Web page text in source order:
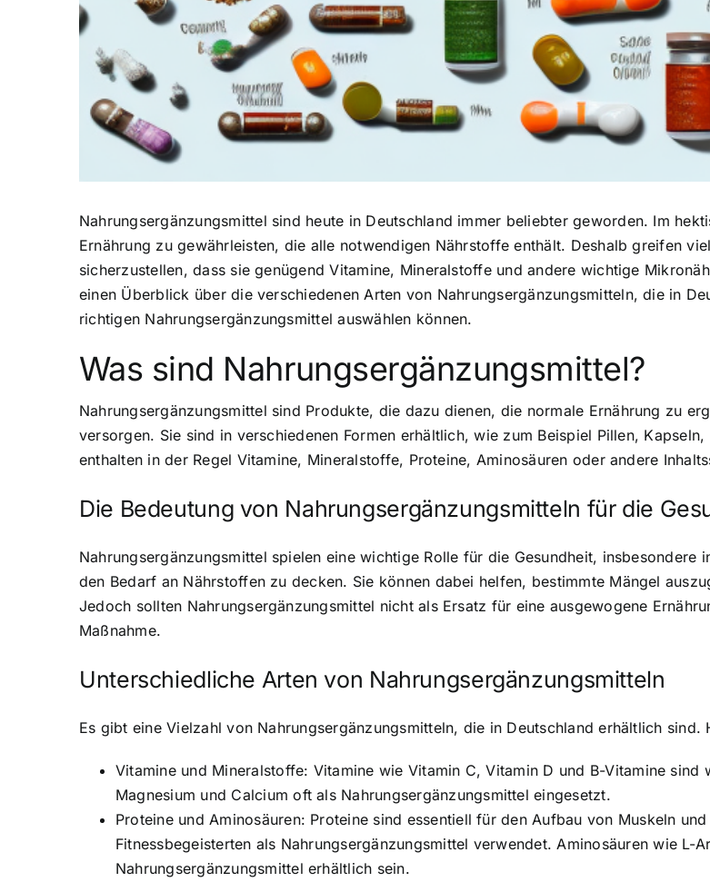
Nahrungsergänzungsmittel sind heute in Deutschland immer beliebter geworden. Im
Ernährung zu gewährleisten, die alle notwendigen Nährstoffe enthält. Deshalb greifen
sicherzustellen, dass sie genügend Vitamine, Mineralstoffe und andere wichtige
einen Überblick über die verschiedenen Arten von Nahrungsergänzungsmitteln, die in
richtigen Nahrungsergänzungsmittel auswählen können.
Was sind Nahrungsergänzungsmittel?
Nahrungsergänzungsmittel sind Produkte, die dazu dienen, die normale Ernährung zu
versorgen. Sie sind in verschiedenen Formen erhältlich, wie zum Beispiel Pillen,
enthalten in der Regel Vitamine, Mineralstoffe, Proteine, Aminosäuren oder andere
Die Bedeutung von Nahrungsergänzungsmitteln für die
Nahrungsergänzungsmittel spielen eine wichtige Rolle für die Gesundheit, insbesondere
den Bedarf an Nährstoffen zu decken. Sie können dabei helfen, bestimmte Mängel
Jedoch sollten Nahrungsergänzungsmittel nicht als Ersatz für eine ausgewogene
Maßnahme.
Unterschiedliche Arten von Nahrungsergänzungsmitteln
Es gibt eine Vielzahl von Nahrungsergänzungsmitteln, die in Deutschland erhältlich
Vitamine und Mineralstoffe: Vitamine wie Vitamin C, Vitamin D und B-Vitamine
Magnesium und Calcium oft als Nahrungsergänzungsmittel eingesetzt.
Proteine und Aminosäuren: Proteine sind essentiell für den Aufbau von Muskeln
Fitnessbegeisterten als Nahrungsergänzungsmittel verwendet. Aminosäuren wie L-
Nahrungsergänzungsmittel erhältlich sein.